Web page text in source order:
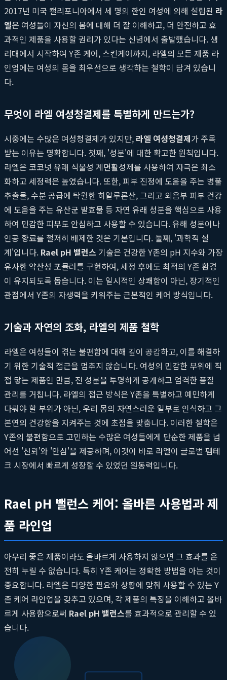
2017년 미국 캘리포니아에서 세 명의 한인 여성에 의해 설립된 라
엘은 여성들이 자신의 몸에 대해 더 잘 이해하고, 더 안전하고 효
과적인 제품을 사용할 권리가 있다는 신념에서 출발했습니다. 생
리대에서 시작하여 Y존 케어, 스킨케어까지, 라엘의 모든 제품 라
인업에는 여성의 몸을 최우선으로 생각하는 철학이 담겨 있습니
다.
무엇이 라엘 여성청결제를 특별하게 만드는가?
시중에는 수많은 여성청결제가 있지만, 라엘 여성청결제가 주목
받는 이유는 명확합니다. 첫째, '성분'에 대한 확고한 원칙입니다.
라엘은 코코넛 유래 식물성 계면활성제를 사용하여 자극은 최소
화하고 세정력은 높였습니다. 또한, 피부 진정에 도움을 주는 병풀
추출물, 수분 공급에 탁월한 히알루론산, 그리고 외음부 피부 건강
에 도움을 주는 유산균 발효물 등 자연 유래 성분을 핵심으로 사용
하여 민감한 피부도 안심하고 사용할 수 있습니다. 유해 성분이나
인공 향료를 철저히 배제한 것은 기본입니다. 둘째, '과학적 설
계'입니다. Rael pH 밸런스 기술은 건강한 Y존의 pH 지수와 가장
유사한 약산성 포뮬러를 구현하여, 세정 후에도 최적의 Y존 환경
이 유지되도록 돕습니다. 이는 일시적인 상쾌함이 아닌, 장기적인
관점에서 Y존의 자생력을 키워주는 근본적인 케어 방식입니다.
기술과 자연의 조화, 라엘의 제품 철학
라엘은 여성들이 겪는 불편함에 대해 깊이 공감하고, 이를 해결하
기 위한 기술적 접근을 멈추지 않습니다. 여성의 민감한 부위에 직
접 닿는 제품인 만큼, 전 성분을 투명하게 공개하고 엄격한 품질
관리를 거칩니다. 라엘의 접근 방식은 Y존을 특별하고 예민하게
다뤄야 할 부위가 아닌, 우리 몸의 자연스러운 일부로 인식하고 그
본연의 건강함을 지켜주는 것에 초점을 맞춥니다. 이러한 철학은
Y존의 불편함으로 고민하는 수많은 여성들에게 단순한 제품을 넘
어선 '신뢰'와 '안심'을 제공하며, 이것이 바로 라엘이 글로벌 펨테
크 시장에서 빠르게 성장할 수 있었던 원동력입니다.
Rael pH 밸런스 케어: 올바른 사용법과 제
품 라인업
아무리 좋은 제품이라도 올바르게 사용하지 않으면 그 효과를 온
전히 누릴 수 없습니다. 특히 Y존 케어는 정확한 방법을 아는 것이
중요합니다. 라엘은 다양한 필요와 상황에 맞춰 사용할 수 있는 Y
존 케어 라인업을 갖추고 있으며, 각 제품의 특징을 이해하고 올바
르게 사용함으로써 Rael pH 밸런스를 효과적으로 관리할 수 있
습니다.
1단계: 손 깨끗이 씻기